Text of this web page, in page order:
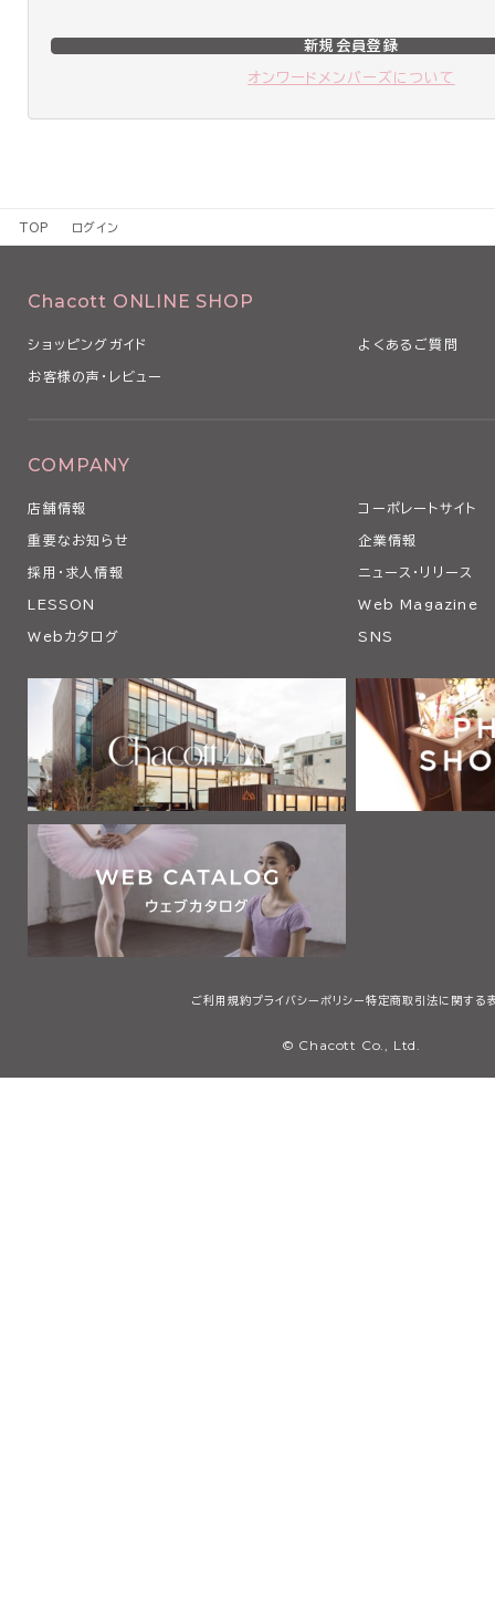
新規会員登録
オンワードメンバーズについて
TOP ログイン
Chacott ONLINE SHOP
ショッピングガイド よくあるご質問
お客様の声・レビュー
COMPANY
店舗情報 コーポレートサイト
重要なお知らせ 企業情報
採用・求人情報 ニュース・リリース
LESSON Web Magazine
Webカタログ SNS
ご利用規約プライバシーポリシー 特定商取引法に関する
© Chacott Co., Ltd.